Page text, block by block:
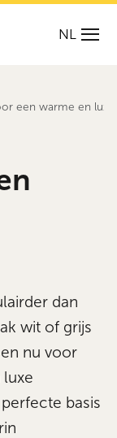
NL
een warme en
dan
wit of grijs
nu voor
basis